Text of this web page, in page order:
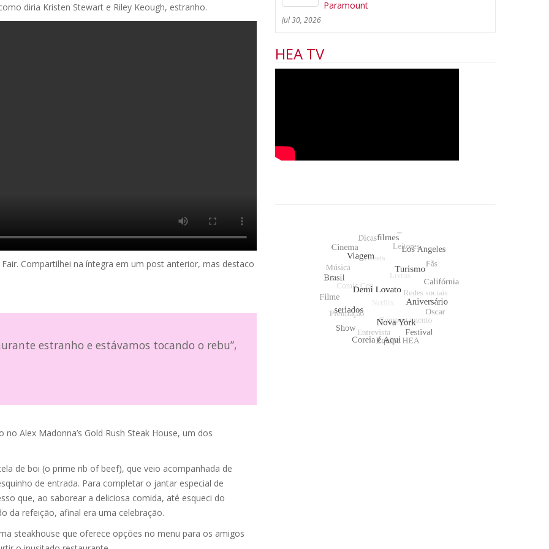
diria Kristen Stewart e Riley Keough, estranho.
Compartilhei na íntegra em um post anterior, mas destaco
estranho e estávamos tocando o rebu”,
Alex Madonna’s Gold Rush Steak House, um dos
de boi (o prime rib of beef), que veio acompanhada de
de entrada. Para completar o jantar especial de
que, ao saborear a deliciosa comida, até esqueci do
da refeição, afinal era uma celebração.
steakhouse que oferece opções no menu para os amigos
Paramount
jul 30, 2026
HEA TV